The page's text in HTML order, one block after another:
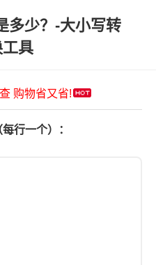
多少？-大小写转
具
行一个）：